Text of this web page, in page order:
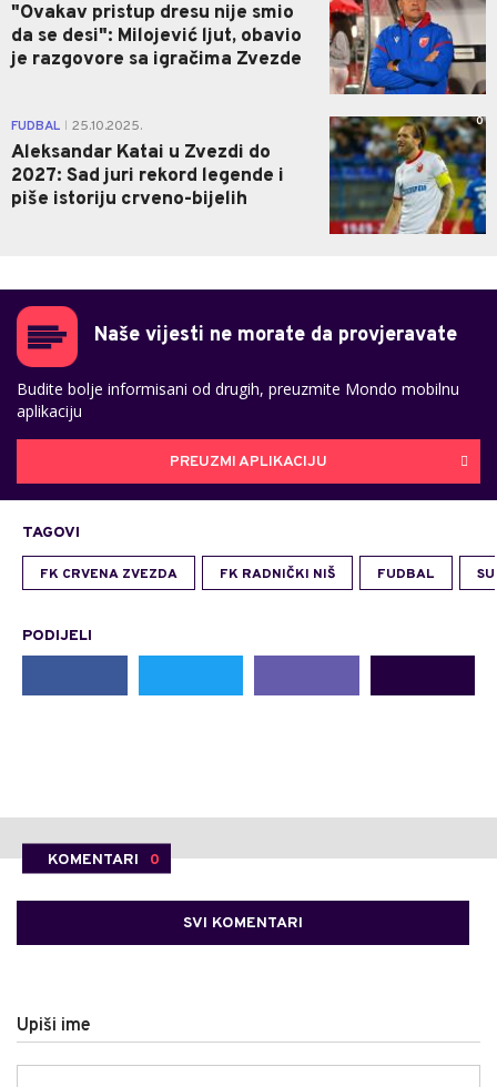
"Ovakav pristup dresu nije smio
da se desi": Milojević ljut, obavio
je razgovore sa igračima Zvezde
FUDBAL 25.10.2025.
Aleksandar Katai u Zvezdi do
2027: Sad juri rekord legende i
piše istoriju crveno-bijelih
0
Naše vijesti ne morate da provjeravate
Budite bolje informisani od drugih, preuzmite Mondo mobilnu
aplikaciju
PREUZMI APLIKACIJU
TAGOVI
FK CRVENA ZVEZDA FK RADNIČKI NIŠ FUDBAL
PODIJELI
KOMENTARI 0
SVI KOMENTARI
Upiši ime